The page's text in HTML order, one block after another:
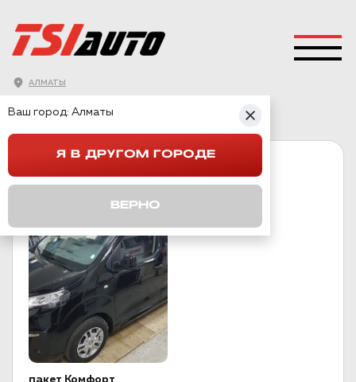
АЛМАТЫ
пакет Комфорт
Ваш город: Алматы
Я В ДРУГОМ ГОРОДЕ
ВЕРНО